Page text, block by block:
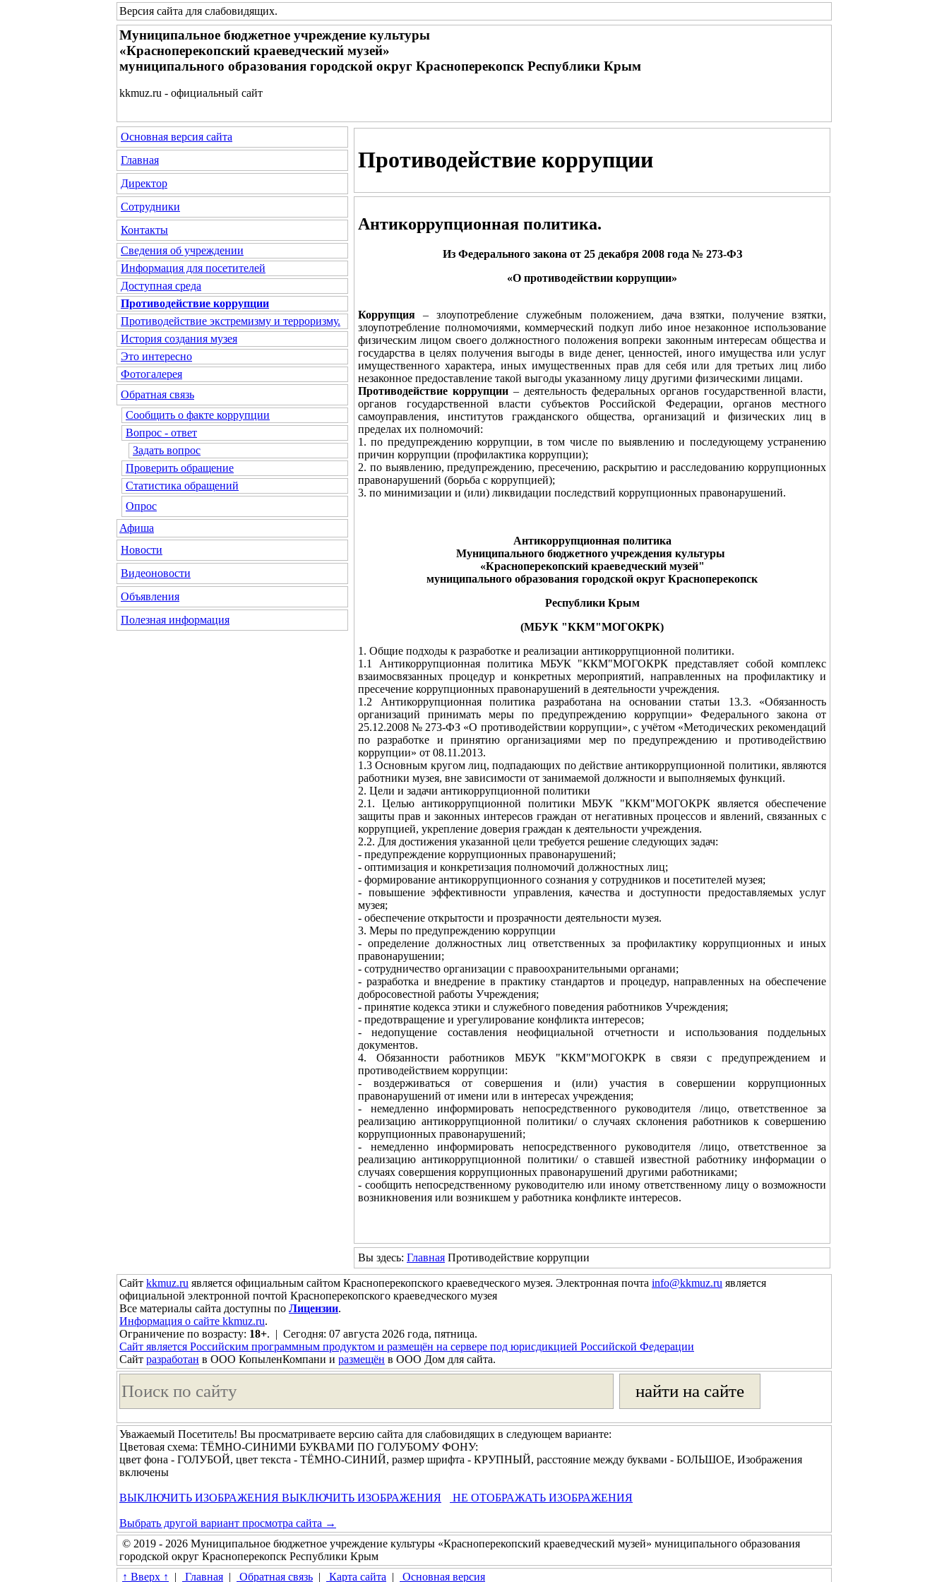
Версия сайта для слабовидящих.
Муниципальное бюджетное учреждение культуры
«Красноперекопский краеведческий музей»
муниципального образования городской округ Красноперекопск Республики Крым
kkmuz.ru - официальный сайт
Основная версия сайта
Главная
Директор
Сотрудники
Контакты
Сведения об учреждении
Информация для посетителей
Доступная среда
Противодействие коррупции
Противодействие экстремизму и терроризму.
История создания музея
Это интересно
Фотогалерея
Обратная связь
Сообщить о факте коррупции
Вопрос - ответ
Задать вопрос
Проверить обращение
Статистика обращений
Опрос
Афиша
Новости
Видеоновости
Объявления
Полезная информация
Противодействие коррупции
Антикоррупционная политика.
Из Федерального закона от 25 декабря 2008 года № 273-ФЗ
«О противодействии коррупции»
Коррупция – злоупотребление служебным положением, дача взятки, получение взятки,
злоупотребление полномочиями, коммерческий подкуп либо иное незаконное использование
физическим лицом своего должностного положения вопреки законным интересам общества и
государства в целях получения выгоды в виде денег, ценностей, иного имущества или услуг
имущественного характера, иных имущественных прав для себя или для третьих лиц либо
незаконное предоставление такой выгоды указанному лицу другими физическими лицами.
Противодействие коррупции – деятельность федеральных органов государственной власти,
органов государственной власти субъектов Российской Федерации, органов местного
самоуправления, институтов гражданского общества, организаций и физических лиц в
пределах их полномочий:
1. по предупреждению коррупции, в том числе по выявлению и последующему устранению
причин коррупции (профилактика коррупции);
2. по выявлению, предупреждению, пресечению, раскрытию и расследованию коррупционных
правонарушений (борьба с коррупцией);
3. по минимизации и (или) ликвидации последствий коррупционных правонарушений.
Антикоррупционная политика
Муниципального бюджетного учреждения культуры
«Красноперекопский краеведческий музей"
муниципального образования городской округ Красноперекопск
Республики Крым
(МБУК "ККМ"МОГОКРК)
1. Общие подходы к разработке и реализации антикоррупционной политики.
1.1 Антикоррупционная политика МБУК "ККМ"МОГОКРК представляет собой комплекс
взаимосвязанных процедур и конкретных мероприятий, направленных на профилактику и
пресечение коррупционных правонарушений в деятельности учреждения.
1.2 Антикоррупционная политика разработана на основании статьи 13.3. «Обязанность
организаций принимать меры по предупреждению коррупции» Федерального закона от
25.12.2008 № 273-ФЗ «О противодействии коррупции», с учётом «Методических рекомендаций
по разработке и принятию организациями мер по предупреждению и противодействию
коррупции» от 08.11.2013.
1.3 Основным кругом лиц, подпадающих по действие антикоррупционной политики, являются
работники музея, вне зависимости от занимаемой должности и выполняемых функций.
2. Цели и задачи антикоррупционной политики
2.1. Целью антикоррупционной политики МБУК "ККМ"МОГОКРК является обеспечение
защиты прав и законных интересов граждан от негативных процессов и явлений, связанных с
коррупцией, укрепление доверия граждан к деятельности учреждения.
2.2. Для достижения указанной цели требуется решение следующих задач:
- предупреждение коррупционных правонарушений;
- оптимизация и конкретизация полномочий должностных лиц;
- формирование антикоррупционного сознания у сотрудников и посетителей музея;
- повышение эффективности управления, качества и доступности предоставляемых услуг
музея;
- обеспечение открытости и прозрачности деятельности музея.
3. Меры по предупреждению коррупции
- определение должностных лиц ответственных за профилактику коррупционных и иных
правонарушении;
- сотрудничество организации с правоохранительными органами;
- разработка и внедрение в практику стандартов и процедур, направленных на обеспечение
добросовестной работы Учреждения;
- принятие кодекса этики и служебного поведения работников Учреждения;
- предотвращение и урегулирование конфликта интересов;
- недопущение составления неофициальной отчетности и использования поддельных
документов.
4. Обязанности работников МБУК "ККМ"МОГОКРК в связи с предупреждением и
противодействием коррупции:
- воздерживаться от совершения и (или) участия в совершении коррупционных
правонарушений от имени или в интересах учреждения;
- немедленно информировать непосредственного руководителя /лицо, ответственное за
реализацию антикоррупционной политики/ о случаях склонения работников к совершению
коррупционных правонарушений;
- немедленно информировать непосредственного руководителя /лицо, ответственное за
реализацию антикоррупционной политики/ о ставшей известной работнику информации о
случаях совершения коррупционных правонарушений другими работниками;
- сообщить непосредственному руководителю или иному ответственному лицу о возможности
возникновения или возникшем у работника конфликте интересов.
Вы здесь: Главная Противодействие коррупции
Сайт kkmuz.ru является официальным сайтом Красноперекопского краеведческого музея. Электронная почта info@kkmuz.ru является
официальной электронной почтой Красноперекопского краеведческого музея
Все материалы сайта доступны по Лицензии.
Информация о сайте kkmuz.ru.
Ограничение по возрасту: 18+. | Сегодня: 07 августа 2026 года, пятница.
Сайт является Российским программным продуктом и размещён на сервере под юрисдикцией Российской Федерации
Сайт разработан в ООО КопыленКомпани и размещён в ООО Дом для сайта.
Уважаемый Посетитель! Вы просматриваете версию сайта для слабовидящих в следующем варианте:
Цветовая схема: ТЁМНО-СИНИМИ БУКВАМИ ПО ГОЛУБОМУ ФОНУ:
цвет фона - ГОЛУБОЙ, цвет текста - ТЁМНО-СИНИЙ, размер шрифта - КРУПНЫЙ, расстояние между буквами - БОЛЬШОЕ, Изображения
включены
ВЫКЛЮЧИТЬ ИЗОБРАЖЕНИЯ ВЫКЛЮЧИТЬ ИЗОБРАЖЕНИЯ НЕ ОТОБРАЖАТЬ ИЗОБРАЖЕНИЯ
Выбрать другой вариант просмотра сайта →
© 2019 - 2026 Муниципальное бюджетное учреждение культуры «Красноперекопский краеведческий музей» муниципального образования
городской округ Красноперекопск Республики Крым
↑ Вверх ↑
| Главная | Обратная связь | Карта сайта | Основная версия